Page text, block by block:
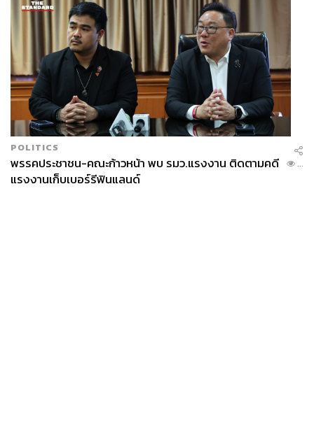
POLITICS
พรรคประชาชน-คณะก้าวหน้า พบ รมว.แรงงาน ติดตามคดี
แรงงานเก็บเบอร์รีฟินแลนด์
...